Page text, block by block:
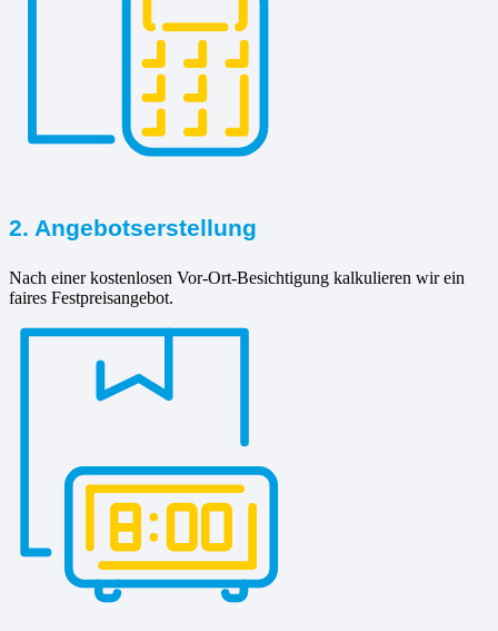
2. Angebotserstellung
Nach einer kostenlosen Vor-Ort-Besichtigung kalkulieren wir ein
faires Festpreisangebot.